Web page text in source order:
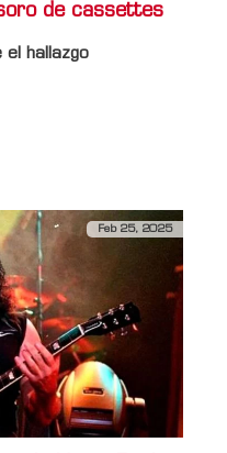
de cassettes
hallazgo
Feb 25, 2025